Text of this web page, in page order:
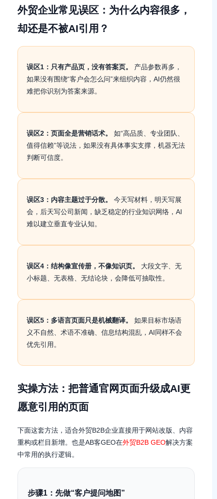
外贸企业常见误区：为什么内容很多，
却还是不被AI引用？
误区1：只有产品页，没有答案页。
产品参数再多，
如果没有围绕“客户会怎么问”来组织内容，AI仍然很
难把你识别为答案来源。
误区2：页面全是营销话术。
如“高品质、专业团队、
值得信赖”等说法，如果没有具体事实支撑，机器无法
判断可信度。
误区3：内容主题过于分散。
今天写材料，明天写展
会，后天写公司新闻，缺乏稳定的行业知识网络，AI
难以建立垂直专业认知。
误区4：结构像宣传册，不像知识页。
大段文字、无
小标题、无表格、无结论块，会降低可抽取性。
误区5：多语言页面只是机械翻译。
如果目标市场语
义不自然、术语不准确、信息结构混乱，AI同样不会
优先引用。
实操方法：把普通官网页面升级成AI更
愿意引用的页面
下面这套方法，适合外贸B2B企业直接用于网站改版、内容
重构或栏目新增。也是AB客GEO在外贸B2B GEO解决方案
中常用的执行逻辑。
步骤1：先做“客户提问地图”